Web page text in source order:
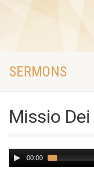
SERMONS
Missio Dei
Audio
Player
00:00